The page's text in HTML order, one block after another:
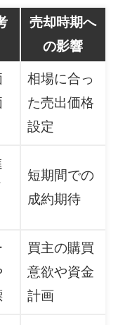
売却時期へ
の影響
相場に合っ
た売出価格
設定
短期間での
成約期待
買主の購買
意欲や資金
計画